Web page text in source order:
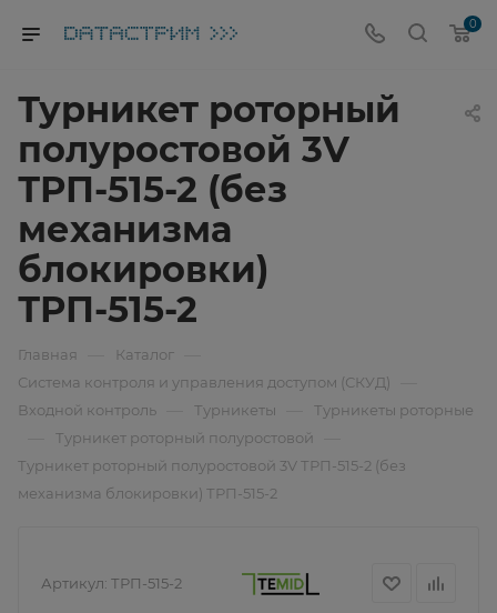
0
Турникет роторный
полуростовой 3V
ТРП-515-2 (без
механизма
блокировки)
ТРП-515-2
Главная Каталог
Система контроля и управления доступом (СКУД)
Входной контроль Турникеты Турникеты роторные
Турникет роторный полуростовой
Турникет роторный полуростовой 3V ТРП-515-2 (без
механизма блокировки) ТРП-515-2
Артикул: ТРП-515-2